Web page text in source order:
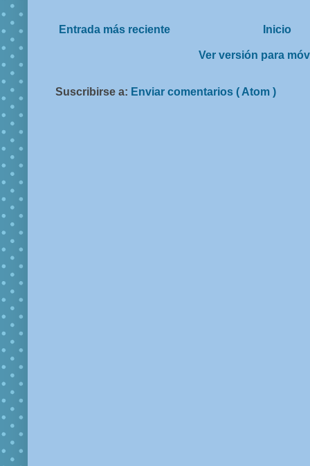
Entrada más reciente Inicio
Ver versión para
Suscribirse a: Enviar comentarios ( Atom )